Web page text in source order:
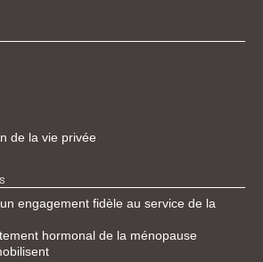
de la vie privée
engagement fidèle au service de la
hormonal de la ménopause